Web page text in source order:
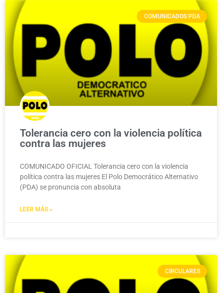
COMUNICADOS PDA
Tolerancia cero con la violencia política
contra las mujeres
COMUNICADO OFICIAL Tolerancia cero con la violencia
política contra las mujeres El Polo Democrático Alternativo
(PDA) se pronuncia con absoluta
LEER MÁS »
CIRCULARES